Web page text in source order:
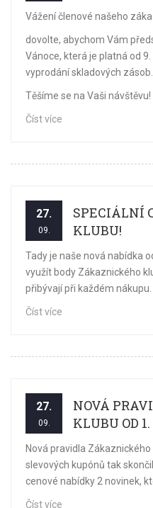
Vážení členové našeho
dovolte, abychom Vám
Vánoce, která je platná od
vyprodání skladových zásob.
Těšíme se na Vaši návštěvu!
Číst více
27.
09.
SPECIÁLNÍ
KLUBU!
Tady je naše nová nabídka
využít body Zákaznického
přibývají při každém nákupu.
Číst více
27.
09.
NOVÁ
KLUBU OD 1.
Nová pravidla
slevových kupónů tak
cenové nabídky 2 novinek,
Číst více